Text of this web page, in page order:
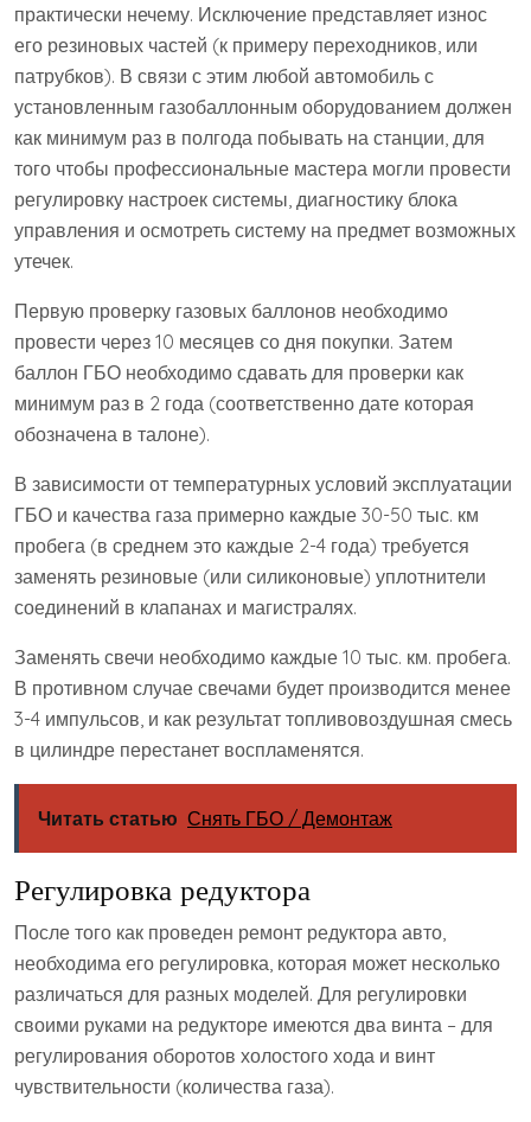
практически нечему. Исключение представляет износ
его резиновых частей (к примеру переходников, или
патрубков). В связи с этим любой автомобиль с
установленным газобаллонным оборудованием должен
как минимум раз в полгода побывать на станции, для
того чтобы профессиональные мастера могли провести
регулировку настроек системы, диагностику блока
управления и осмотреть систему на предмет возможных
утечек.
Первую проверку газовых баллонов необходимо
провести через 10 месяцев со дня покупки. Затем
баллон ГБО необходимо сдавать для проверки как
минимум раз в 2 года (соответственно дате которая
обозначена в талоне).
В зависимости от температурных условий эксплуатации
ГБО и качества газа примерно каждые 30-50 тыс. км
пробега (в среднем это каждые 2-4 года) требуется
заменять резиновые (или силиконовые) уплотнители
соединений в клапанах и магистралях.
Заменять свечи необходимо каждые 10 тыс. км. пробега.
В противном случае свечами будет производится менее
3-4 импульсов, и как результат топливовоздушная смесь
в цилиндре перестанет воспламенятся.
Читать статью Снять ГБО / Демонтаж
Регулировка редуктора
После того как проведен ремонт редуктора авто,
необходима его регулировка, которая может несколько
различаться для разных моделей. Для регулировки
своими руками на редукторе имеются два винта – для
регулирования оборотов холостого хода и винт
чувствительности (количества газа).